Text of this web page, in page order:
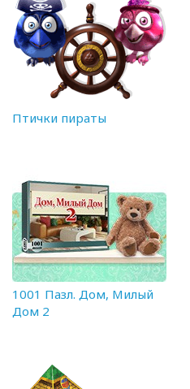
Птички пираты
1001 Пазл. Дом, Милый
Дом 2